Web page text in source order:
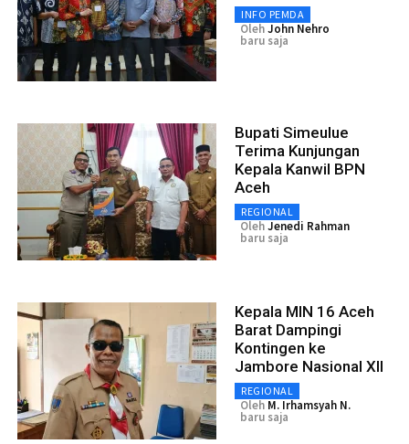
INFO PEMDA
OlehJohn Nehro
baru saja
Bupati Simeulue
Terima Kunjungan
Kepala Kanwil BPN
Aceh
REGIONAL
OlehJenedi Rahman
baru saja
Kepala MIN 16 Aceh
Barat Dampingi
Kontingen ke
Jambore Nasional XII
REGIONAL
Oleh M. Irhamsyah N.
baru saja